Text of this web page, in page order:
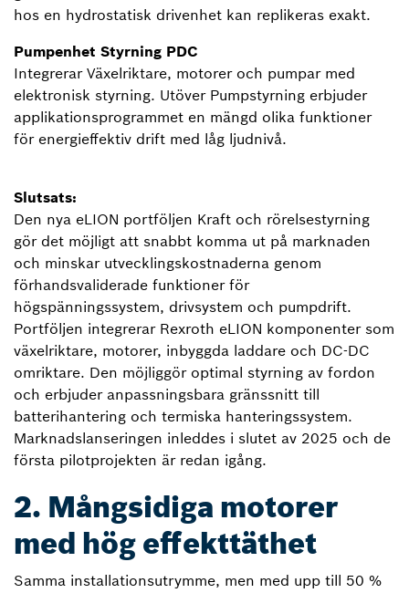
hos en hydrostatisk drivenhet kan replikeras exakt.
Pumpenhet Styrning PDC
Integrerar Växelriktare, motorer och pumpar med
elektronisk styrning. Utöver Pumpstyrning erbjuder
applikationsprogrammet en mängd olika funktioner
för energieffektiv drift med låg ljudnivå.
Slutsats:
Den nya eLION portföljen Kraft och rörelsestyrning
gör det möjligt att snabbt komma ut på marknaden
och minskar utvecklingskostnaderna genom
förhandsvaliderade funktioner för
högspänningssystem, drivsystem och pumpdrift.
Portföljen integrerar Rexroth eLION komponenter som
växelriktare, motorer, inbyggda laddare och DC-DC
omriktare. Den möjliggör optimal styrning av fordon
och erbjuder anpassningsbara gränssnitt till
batterihantering och termiska hanteringssystem.
Marknadslanseringen inleddes i slutet av 2025 och de
första pilotprojekten är redan igång.
2. Mångsidiga motorer
med hög effekttäthet
Samma installationsutrymme, men med upp till 50 %